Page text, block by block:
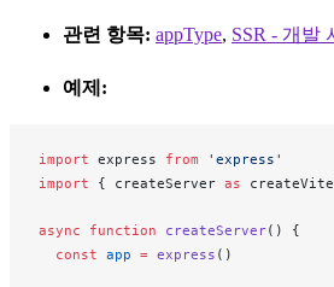
관련 항목: appType, SSR - 개발
예제:
import express from 'express'
import { createServer as
async function createServer() {
  const
app = express ()